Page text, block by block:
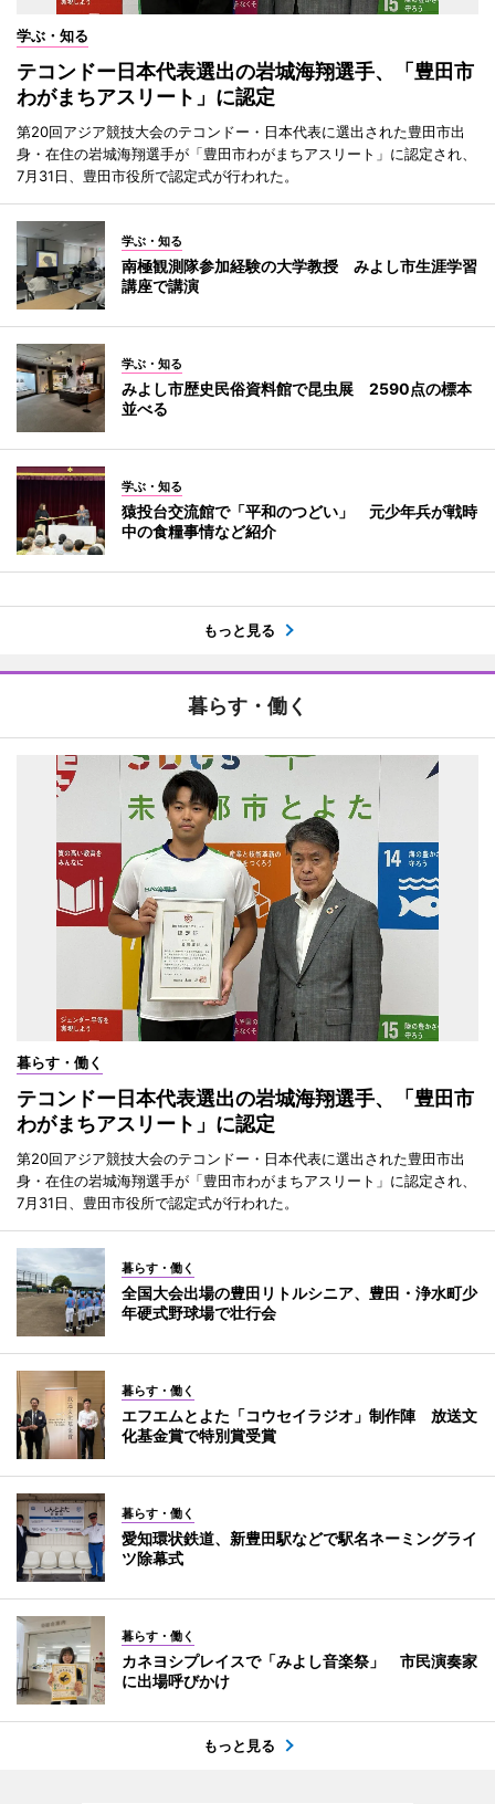
学ぶ・知る
テコンドー日本代表選出の岩城海翔選手、「豊田市
わがまちアスリート」に認定
第20回アジア競技大会のテコンドー・日本代表に選出された豊田市出
身・在住の岩城海翔選手が「豊田市わがまちアスリート」に認定され、
7月31日、豊田市役所で認定式が行われた。
学ぶ・知る
南極観測隊参加経験の大学教授 みよし市生涯学習
講座で講演
学ぶ・知る
みよし市歴史民俗資料館で昆虫展 2590点の標本
並べる
学ぶ・知る
猿投台交流館で「平和のつどい」 元少年兵が戦時
中の食糧事情など紹介
もっと見る
暮らす・働く
暮らす・働く
テコンドー日本代表選出の岩城海翔選手、「豊田市
わがまちアスリート」に認定
第20回アジア競技大会のテコンドー・日本代表に選出された豊田市出
身・在住の岩城海翔選手が「豊田市わがまちアスリート」に認定され、
7月31日、豊田市役所で認定式が行われた。
暮らす・働く
全国大会出場の豊田リトルシニア、豊田・浄水町少
年硬式野球場で壮行会
暮らす・働く
エフエムとよた「コウセイラジオ」制作陣 放送文
化基金賞で特別賞受賞
暮らす・働く
愛知環状鉄道、新豊田駅などで駅名ネーミングライ
ツ除幕式
暮らす・働く
カネヨシプレイスで「みよし音楽祭」 市民演奏家
に出場呼びかけ
もっと見る